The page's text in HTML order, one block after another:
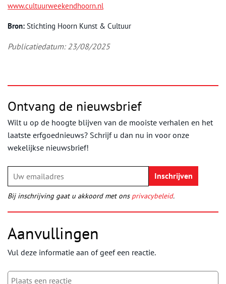
www.cultuurweekendhoorn.nl
Bron: Stichting Hoorn Kunst & Cultuur
Publicatiedatum: 23/08/2025
Ontvang de nieuwsbrief
Wilt u op de hoogte blijven van de mooiste verhalen en het
laatste erfgoednieuws? Schrijf u dan nu in voor onze
wekelijkse nieuwsbrief!
Bij inschrijving gaat u akkoord met ons privacybeleid.
Aanvullingen
Vul deze informatie aan of geef een reactie.